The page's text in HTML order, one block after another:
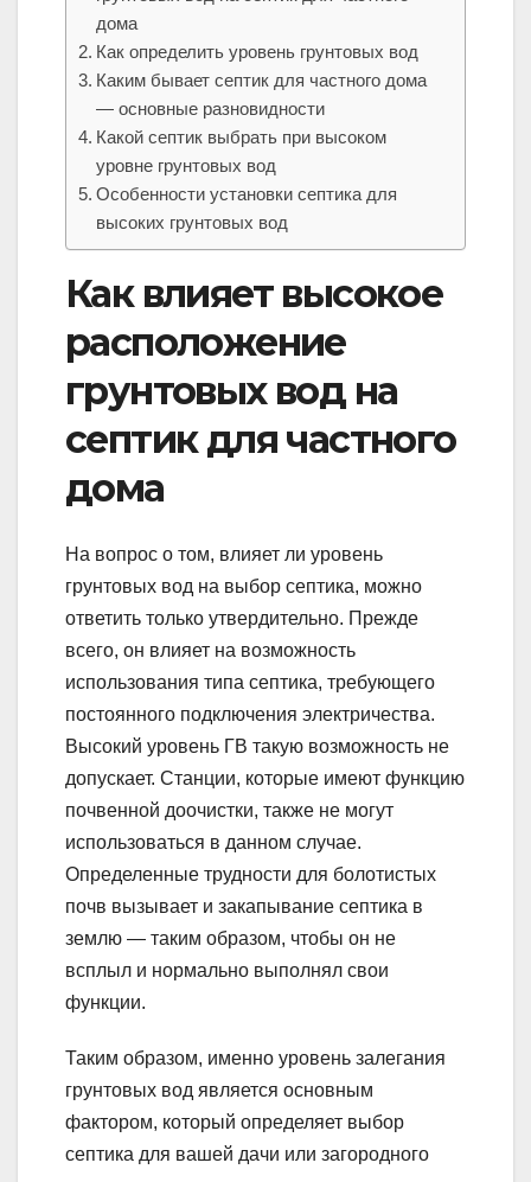
дома
Как определить уровень грунтовых вод
Каким бывает септик для частного дома
— основные разновидности
Какой септик выбрать при высоком
уровне грунтовых вод
Особенности установки септика для
высоких грунтовых вод
Как влияет высокое
расположение
грунтовых вод на
септик для частного
дома
На вопрос о том, влияет ли уровень
грунтовых вод на выбор септика, можно
ответить только утвердительно. Прежде
всего, он влияет на возможность
использования типа септика, требующего
постоянного подключения электричества.
Высокий уровень ГВ такую возможность не
допускает. Станции, которые имеют функцию
почвенной доочистки, также не могут
использоваться в данном случае.
Определенные трудности для болотистых
почв вызывает и закапывание септика в
землю — таким образом, чтобы он не
всплыл и нормально выполнял свои
функции.
Таким образом, именно уровень залегания
грунтовых вод является основным
фактором, который определяет выбор
септика для вашей дачи или загородного